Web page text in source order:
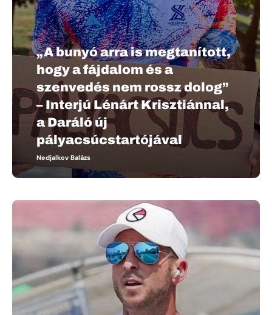
„A bunyó arra is megtanított,
hogy a fájdalom és a
szenvedés nem rossz dolog”
– Interjú Lénárt Krisztiánnal,
a Daráló új
pályacsúcstartójával
Nedjalkov Balázs